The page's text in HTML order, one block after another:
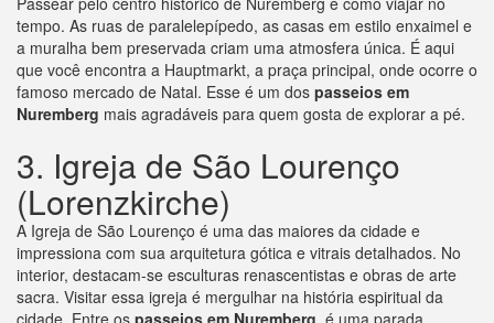
tempo. As ruas de paralelepípedo, as casas em estilo enxaimel e
a muralha bem preservada criam uma atmosfera única. É aqui
que você encontra a Hauptmarkt, a praça principal, onde ocorre o
famoso mercado de Natal. Esse é um dos passeios em
Nuremberg mais agradáveis para quem gosta de explorar a pé.
3. Igreja de São Lourenço
(Lorenzkirche)
A Igreja de São Lourenço é uma das maiores da cidade e
impressiona com sua arquitetura gótica e vitrais detalhados. No
interior, destacam-se esculturas renascentistas e obras de arte
sacra. Visitar essa igreja é mergulhar na história espiritual da
cidade. Entre os passeios em Nuremberg, é uma parada